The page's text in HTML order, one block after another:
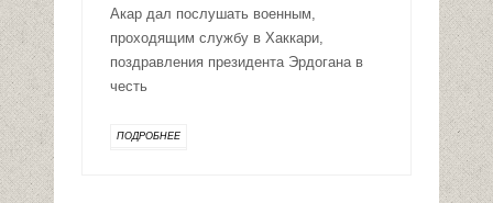
Акар дал послушать военным,
проходящим службу в Хаккари,
поздравления президента Эрдогана в
честь
ПОДРОБНЕЕ